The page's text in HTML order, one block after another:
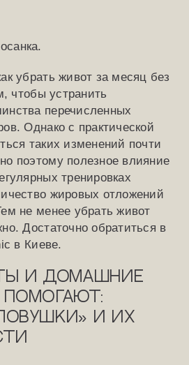
убрать живот за месяц без
чтобы устранить
перечисленных
Однако с практической
таких изменений почти
поэтому полезное влияние
тренировках
жировых отложений
не менее убрать живот
Достаточно обратиться в
в Киеве.
и домашние
и их